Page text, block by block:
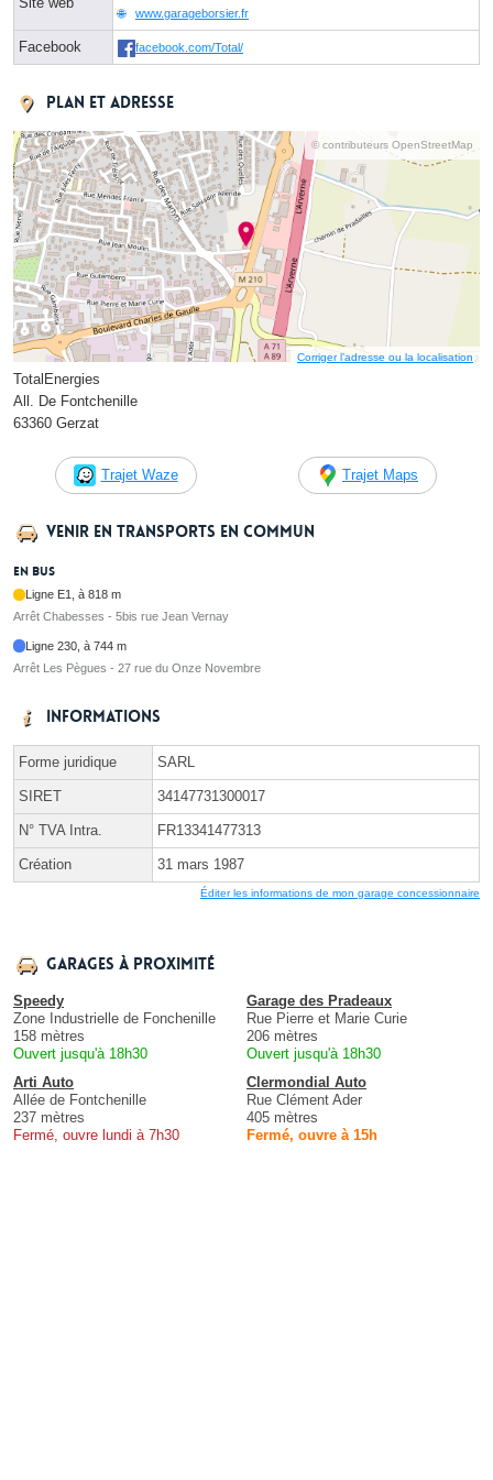
www.garageborsier.fr
Facebook facebook.com/Total/
Plan et adresse
© contributeurs OpenStreetMap
Corriger l’adresse ou la localisation
TotalEnergies
All. De Fontchenille
63360 Gerzat
Trajet Waze Trajet Maps
Venir en transports en commun
En bus
Ligne E1, à 818 m
Arrêt Chabesses - 5bis rue Jean Vernay
Ligne 230, à 744 m
Arrêt Les Pègues - 27 rue du Onze Novembre
Informations
Forme juridique SARL
SIRET 34147731300017
N° TVA Intra. FR13341477313
Création 31 mars 1987
Éditer les informations de mon garage concessionnaire
Garages à proximité
Speedy
Zone Industrielle de Fonchenille
158 mètres
Ouvert jusqu'à 18h30
Garage des Pradeaux
Rue Pierre et Marie Curie
206 mètres
Ouvert jusqu'à 18h30
Arti Auto
Allée de Fontchenille
237 mètres
Fermé, ouvre lundi à 7h30
Clermondial Auto
Rue Clément Ader
405 mètres
Fermé, ouvre à 15h